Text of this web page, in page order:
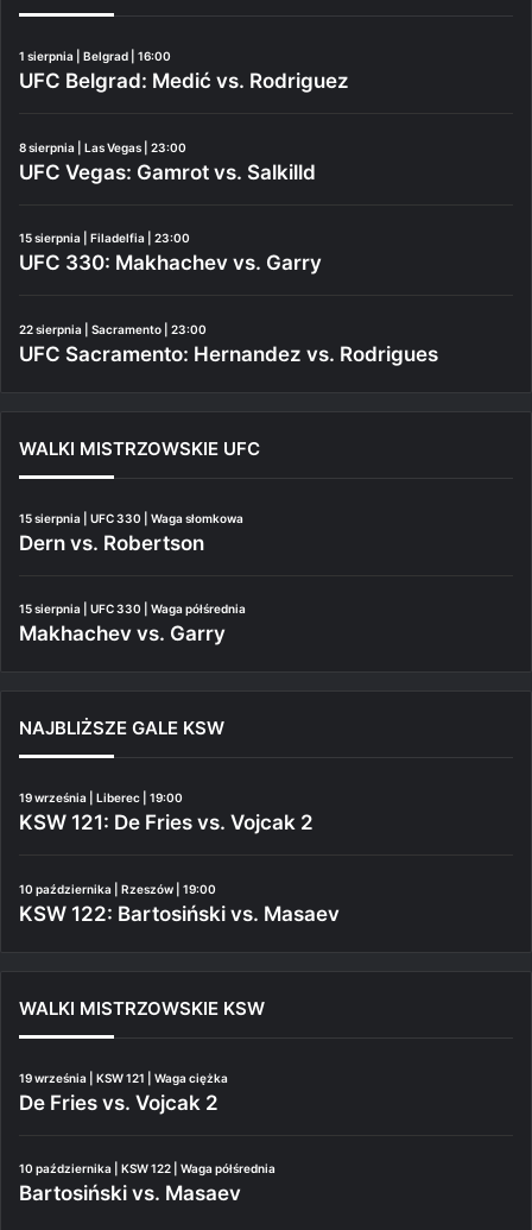
1 sierpnia | Belgrad | 16:00
UFC Belgrad: Medić vs. Rodriguez
8 sierpnia | Las Vegas | 23:00
UFC Vegas: Gamrot vs. Salkilld
15 sierpnia | Filadelfia | 23:00
UFC 330: Makhachev vs. Garry
22 sierpnia | Sacramento | 23:00
UFC Sacramento: Hernandez vs. Rodrigues
WALKI MISTRZOWSKIE UFC
15 sierpnia | UFC 330 | Waga słomkowa
Dern vs. Robertson
15 sierpnia | UFC 330 | Waga półśrednia
Makhachev vs. Garry
NAJBLIŻSZE GALE KSW
19 września | Liberec | 19:00
KSW 121: De Fries vs. Vojcak 2
10 października | Rzeszów | 19:00
KSW 122: Bartosiński vs. Masaev
WALKI MISTRZOWSKIE KSW
19 września | KSW 121 | Waga ciężka
De Fries vs. Vojcak 2
10 października | KSW 122 | Waga półśrednia
Bartosiński vs. Masaev